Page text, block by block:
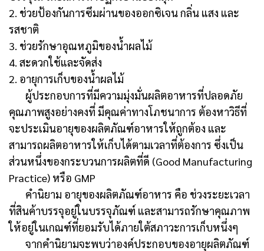
2. ช่วยป้องกันการซึมผ่านของออกซิเจน กลิ่น แสง และ
รสชาติ
3. ช่วยรักษาอุณหภูมิของน้ำผลไม้
4. สะดวกใช้และจัดส่ง
2. อายุการเก็บของน้ำผลไม้
ผู้ประกอบการที่มีความมุ่งมั่นผลิตอาหารที่ปลอดภัย
คุณภาพสูงอย่างคงที่ มีคุณค่าทางโภชนาการ ต้องหาวิธีที่
จะประเมินอายุของผลิตภัณฑ์อาหารให้ถูกต้อง และ
สามารถผลิตอาหารให้เก็บได้ตามเวลาที่ต้องการ ซึ่งเป็น
ส่วนหนึ่งของกระบวนการผลิตที่ดี (Good Manufacturing
Practice) หรือ GMP
คำนิยาม อายุของผลิตภัณฑ์อาหาร คือ ช่วงระยะเวลา
ที่สินค้าบรรจุอยู่ในบรรจุภัณฑ์ และสามารถรักษาคุณภาพ
ให้อยู่ในเกณฑ์ที่ยอมรับได้ภายใต้สภาวะการเก็บหนึ่งๆ
จากคำนิยามจะพบว่าองค์ประกอบของอายุผลิตภัณฑ์